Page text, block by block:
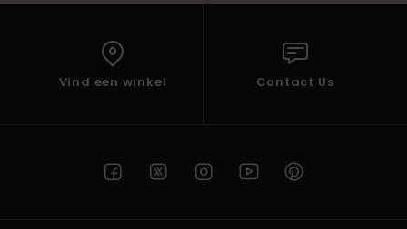
Vind een winkel Contact Us